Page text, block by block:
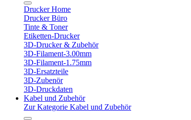
Drucker Home
Drucker Büro
Tinte & Toner
Etiketten-Drucker
3D-Drucker & Zubehör
3D-Filament-3.00mm
3D-Filament-1.75mm
3D-Ersatzteile
3D-Zubenör
3D-Druckdaten
Kabel und Zubehör
Zur Kategorie Kabel und Zubehör